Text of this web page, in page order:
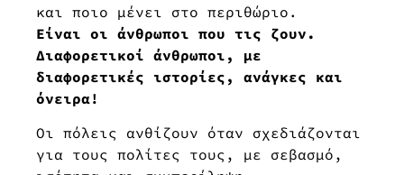
και ποιο μένει στο περιθώριο.
Είναι οι άνθρωποι που τις ζουν.
Διαφορετικοί άνθρωποι, με
διαφορετικές ιστορίες, ανάγκες και
όνειρα!
Οι πόλεις ανθίζουν όταν σχεδιάζονται
για τους πολίτες τους, με σεβασμό,